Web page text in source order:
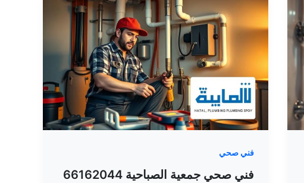
فني صحي
فني صحي جمعية الصباحية 66162044